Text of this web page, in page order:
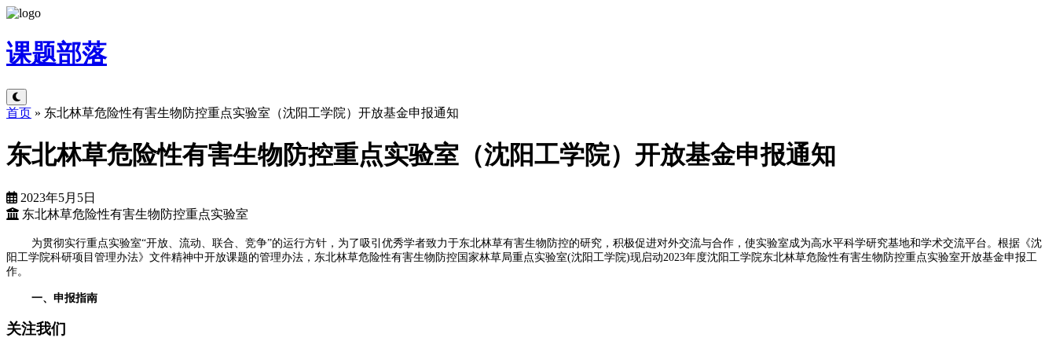
课题部落
首页 » 东北林草危险性有害生物防控重点实验室（沈阳工学院）开放基金申报通知
东北林草危险性有害生物防控重点实验室（沈阳工学院）开放基金申报通知
2023年5月5日
东北林草危险性有害生物防控重点实验室
为贯彻实行重点实验室“开放、流动、联合、竞争”的运行方针，为了吸引优秀学者致力于东北林草有害生物防控的研究，积极促进对外交流与合作，使实验室成为高水平科学研究基地和学术交流平台。根据《沈
阳工学院科研项目管理办法》文件精神中开放课题的管理办法，东北林草危险性有害生物防控国家林草局重点实验室(沈阳工学院)现启动2023年度沈阳工学院东北林草危险性有害生物防控重点实验室开放基金申报工
作。
一、申报指南
关注我们